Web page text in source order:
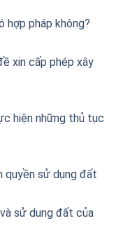
hợp pháp không?
xin cấp phép xây
hiện những thủ tục
quyền sử dụng đất
sử dung đất của